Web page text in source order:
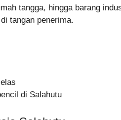
tangga, hingga barang
tangan penerima.
di Salahutu